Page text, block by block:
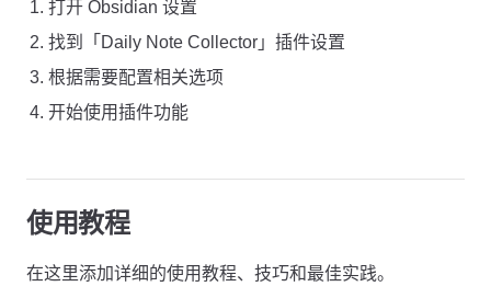
打开 Obsidian 设置
找到「Daily Note Collector」插件设置
根据需要配置相关选项
开始使用插件功能
使用教程
在这里添加详细的使用教程、技巧和最佳实践。